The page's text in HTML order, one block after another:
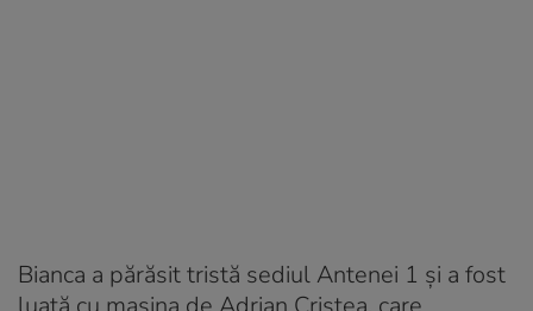
Bianca a părăsit tristă sediul Antenei 1 şi a fost